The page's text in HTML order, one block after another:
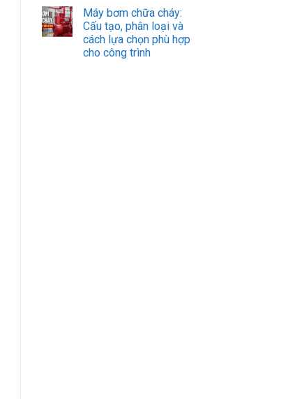
Máy bơm chữa cháy:
Cấu tạo, phân loại và
cách lựa chọn phù hợp
cho công trình